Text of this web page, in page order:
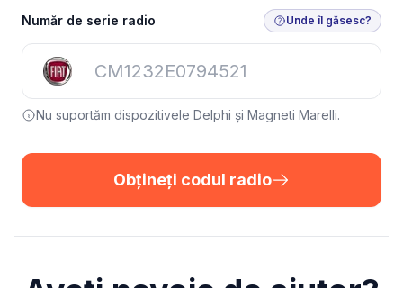
Număr de serie radio Unde îl găsesc?
Nu suportăm dispozitivele Delphi și Magneti Marelli.
Obțineți codul radio